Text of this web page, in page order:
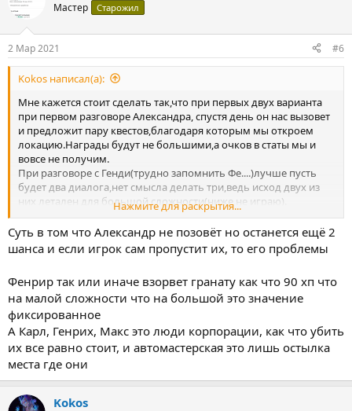
Мастер Старожил
2 Мар 2021 #6
Kokos написал(а):
Мне кажется стоит сделать так,что при первых двух варианта
при первом разговоре Александра, спустя день он нас вызовет
и предложит пару квестов,благодаря которым мы откроем
локацию.Награды будут не большими,а очков в статы мы и
вовсе не получим.
При разговоре с Генди(трудно запомнить Фе....)лучше пусть
будет два диалога,нет смысла делать три,ведь исход двух из
них летален для большой сложности(ниже не играю).
Так ты что-ли не с завода?Значит не по мою душу пришёл,хотя
думаю доверять нельзя.Мне не долго осталось,но отомсти за
меня этим ублюдкам.Они смертельно ранели и бросили здесь
падл,я не первый,кого они так на съедение мутам бросают.
Нажмите для раскрытия...
Суть в том что Александр не позовёт но останется ещё 2
шанса и если игрок сам пропустит их, то его проблемы
Фенрир так или иначе взорвет гранату как что 90 хп что
на малой сложности что на большой это значение
фиксированное
А Карл, Генрих, Макс это люди корпорации, как что убить
их все равно стоит, и автомастерская это лишь остылка
места где они
Kokos